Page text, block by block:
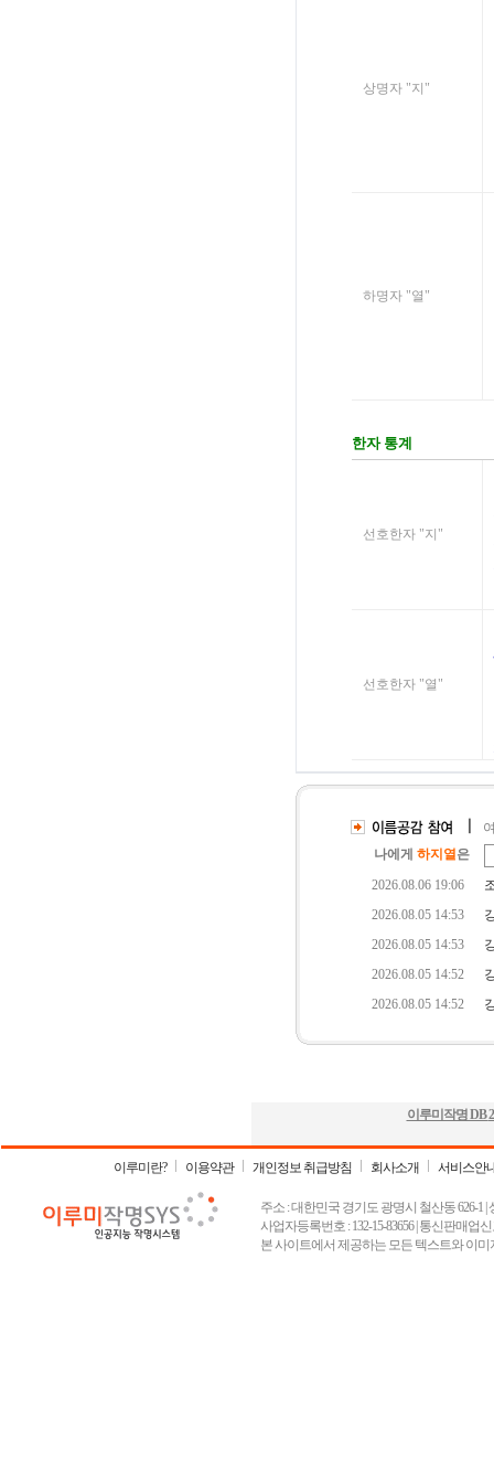
이루미작명 DB
이루미란? 이용약관 개인정보 취급방침 회사소개 서비스안
주소 : 대한민국 경기도 광명시 철산동 626-1 |
사업자등록번호 : 132-15-83656 | 통신판매업
본 사이트에서 제공하는 모든 텍스트와 이